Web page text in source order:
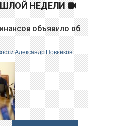
НЕДЕЛИ
объявило об
Александр Новинков